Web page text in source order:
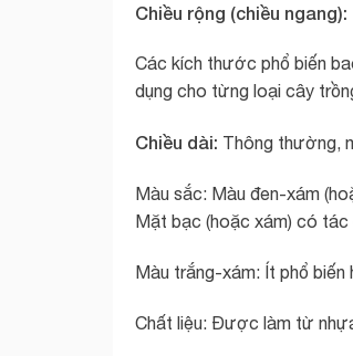
Chiều rộng (chiều ngang):
Các kích thước phổ biến
dụng cho từng loại cây
Chiều dài: Thông thường,
Màu sắc: Màu đen-xám
Mặt bạc (hoặc xám) có tác
Màu trắng-xám: Ít phổ biến
Chất liệu: Được làm từ